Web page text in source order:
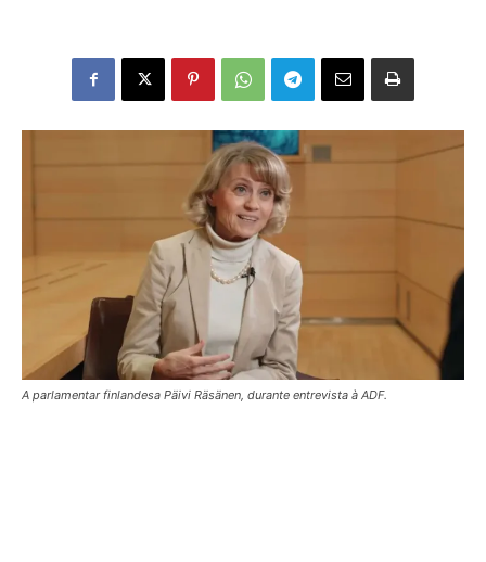
A parlamentar finlandesa Päivi Räsänen, durante entrevista à ADF.